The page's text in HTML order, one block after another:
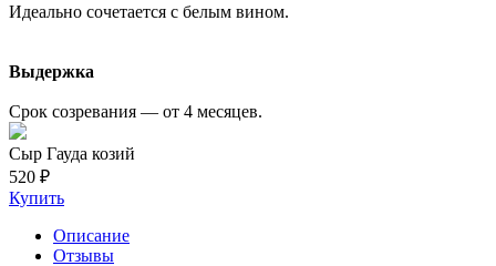
Идеально сочетается с белым вином.
Выдержка
Срок созревания — от 4 месяцев.
Сыр Гауда козий
520 ₽
Купить
Описание
Отзывы